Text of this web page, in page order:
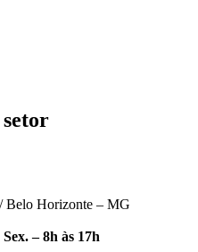
Belo Horizonte – MG
Sex. – 8h às 17h